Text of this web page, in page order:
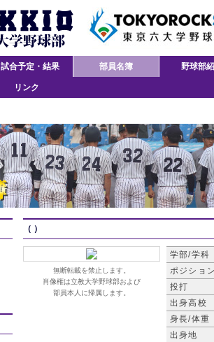
試合予定・結果 部員名簿 野球部
リンク
（ ）
無断転載を禁止します。
肖像権は立教大学野球部および
部員本人に帰属します。
学部/学科
ポジショ
投打
出身高校
身長/体重
出身地